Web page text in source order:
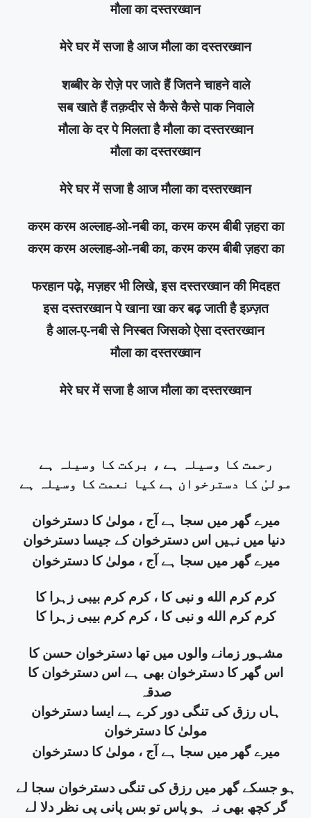
मौला का दस्तरख्वान
मेरे घर में सजा है आज मौला का दस्तरख्वान
शब्बीर के रोज़े पर जाते हैं जितने चाहने वाले
सब खाते हैं तक़दीर से कैसे कैसे पाक निवाले
मौला के दर पे मिलता है मौला का दस्तरख्वान
मौला का दस्तरख्वान
मेरे घर में सजा है आज मौला का दस्तरख्वान
करम करम अल्लाह-ओ-नबी का, करम करम बीबी ज़हरा का
करम करम अल्लाह-ओ-नबी का, करम करम बीबी ज़हरा का
फरहान पढ़े, मज़हर भी लिखे, इस दस्तरख्वान की मिदहत
इस दस्तरख्वान पे खाना खा कर बढ़ जाती है इज़्ज़त
है आल-ए-नबी से निस्बत जिसको ऐसा दस्तरख्वान
मौला का दस्तरख्वान
मेरे घर में सजा है आज मौला का दस्तरख्वान
رحمت کا وسیلہ ہے ، برکت کا وسیلہ ہے
مولیٰ کا دسترخوان ہے کیا نعمت کا وسیلہ ہے
میرے گھر میں سجا ہے آج ، مولیٰ کا دسترخوان
میرے گھر میں سجا ہے آج ، مولیٰ کا دسترخوان
کرم کرم الله و نبی کا ، کرم کرم بیبی زہرا کا
کرم کرم الله و نبی کا ، کرم کرم بیبی زہرا کا
مشہور زمانے والوں میں تھا دسترخوان حسن کا
اس گھر کا دسترخوان بھی ہے اس دسترخوان کا
صدقہ
ہاں رزق کی تنگی دور کرے ہے ایسا دسترخوان
مولیٰ کا دسترخوان
میرے گھر میں سجا ہے آج ، مولیٰ کا دسترخوان
ہو جسکے گھر میں رزق کی تنگی دسترخوان سجا لے
گر کچھ بھی نہ ہو پاس تو بس پانی پی نظر دلا لے